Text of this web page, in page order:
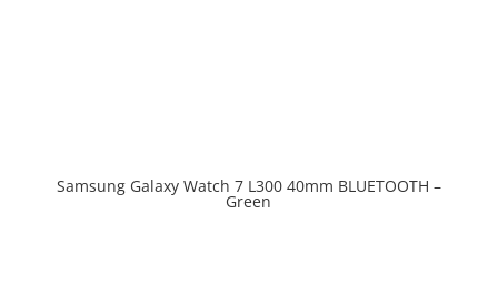
Samsung Galaxy Watch 7 L300 40mm BLUETOOTH –
Green